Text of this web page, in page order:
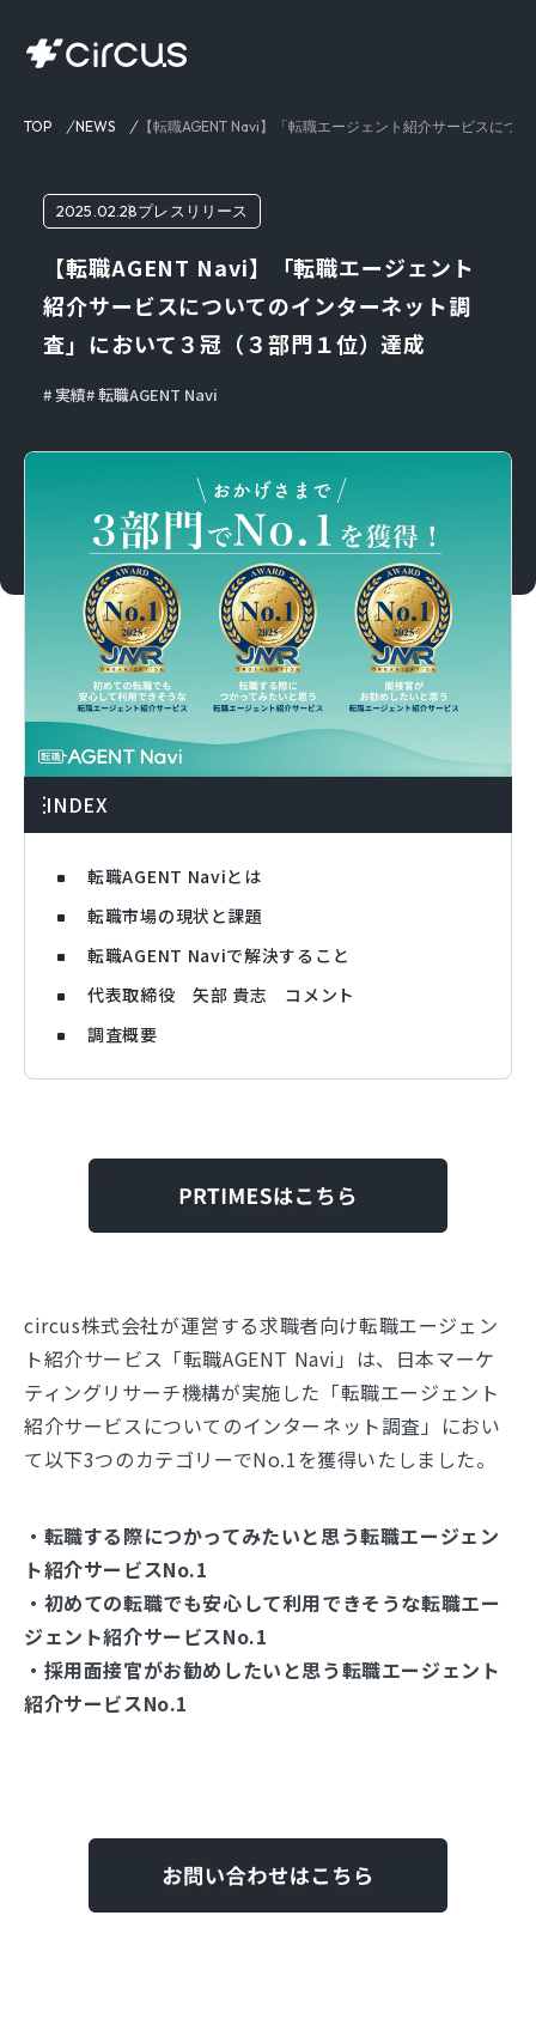
TOP NEWS 【転職AGENT Navi】「転職エージェント紹介サービスに
2025.02.28プレスリリース
【転職AGENT Navi】「転職エージェント
紹介サービスについてのインターネット調
査」において３冠（３部門１位）達成
実績 転職AGENT Navi
INDEX
転職AGENT Naviとは
転職市場の現状と課題
転職AGENT Naviで解決すること
代表取締役 矢部 貴志 コメント
調査概要
circus株式会社が運営する求職者向け転職エージェン
ト紹介サービス「転職AGENT Navi」は、日本マーケ
ティングリサーチ機構が実施した「転職エージェント
紹介サービスについてのインターネット調査」におい
て以下3つのカテゴリーでNo.1を獲得いたしました。
・転職する際につかってみたいと思う転職エージェン
ト紹介サービスNo.1
・初めての転職でも安心して利用できそうな転職エー
ジェント紹介サービスNo.1
・採用面接官がお勧めしたいと思う転職エージェント
紹介サービスNo.1